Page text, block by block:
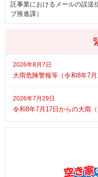
2026年8月7日
大雨危険警報等（令和8年7
2026年7月29日
令和8年7月17日からの大雨（
託事業におけるメールの誤送
ブ推進課）